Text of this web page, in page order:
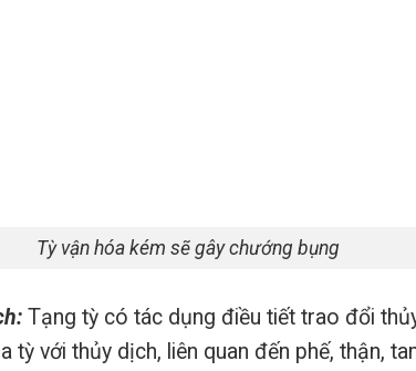
Tỳ vận hóa kém sẽ gây chướng bụng
Tạng tỳ có tác dụng điều tiết trao đổi
tỳ với thủy dịch, liên quan đến phế, thận,